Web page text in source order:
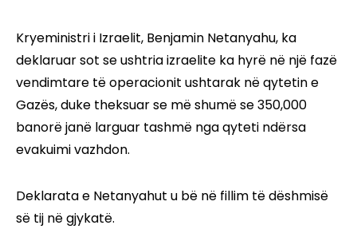
Kryeministri i Izraelit, Benjamin Netanyahu, ka
deklaruar sot se ushtria izraelite ka hyrë në një fazë
vendimtare të operacionit ushtarak në qytetin e
Gazës, duke theksuar se më shumë se 350,000
banorë janë larguar tashmë nga qyteti ndërsa
evakuimi vazhdon.
Deklarata e Netanyahut u bë në fillim të dëshmisë
së tij në gjykatë.